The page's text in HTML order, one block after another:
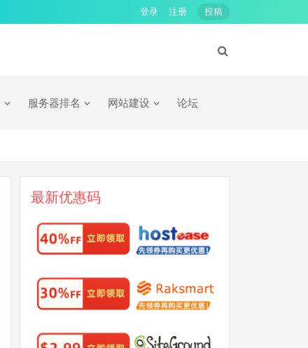
登录 注册 投稿
服务器排名 网站建设 论坛
最新优惠码